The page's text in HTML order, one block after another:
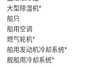
大型除湿机*
船只
船用空调
燃气轮机*
船用发动机冷却系统*
舰船用冷却系统*